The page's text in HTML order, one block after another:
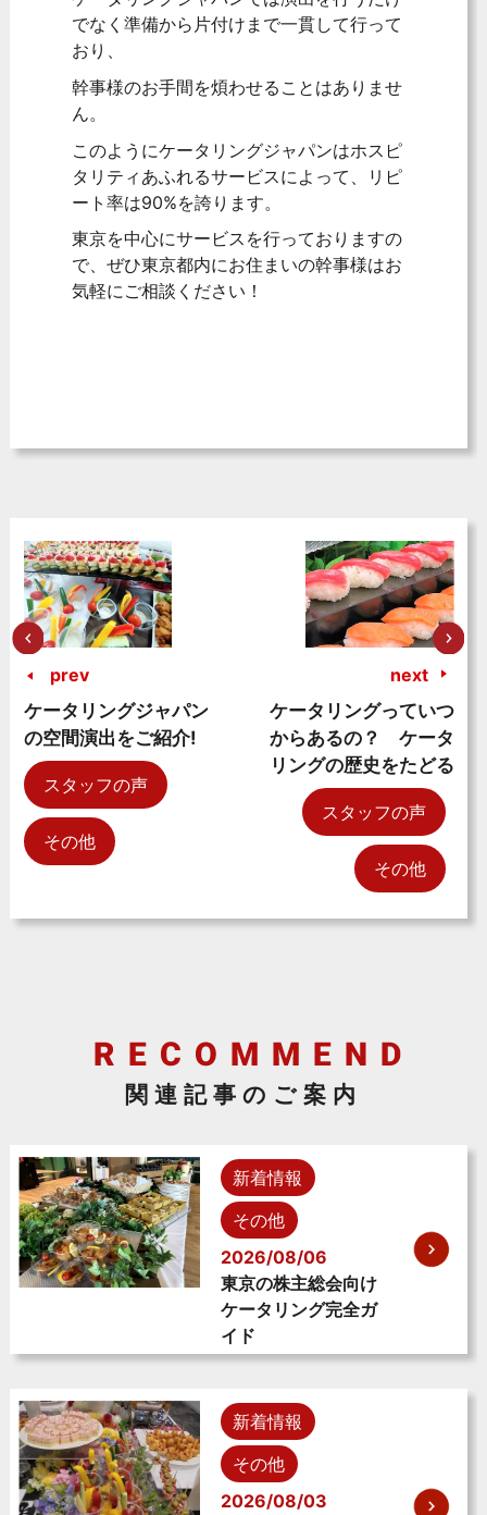
でなく準備から片付けまで一貫して行って
おり、
幹事様のお手間を煩わせることはありませ
ん。
このようにケータリングジャパンはホスピ
タリティあふれるサービスによって、リピ
ート率は90%を誇ります。
東京を中心にサービスを行っておりますの
で、ぜひ東京都内にお住まいの幹事様はお
気軽にご相談ください！
prev
ケータリングジャパン
の空間演出をご紹介!
スタッフの声
その他
next
ケータリングっていつ
からあるの？ ケータ
リングの歴史をたどる
スタッフの声
その他
関連記事のご案内
新着情報
その他
2026/08/06
東京の株主総会向け
ケータリング完全ガ
イド
新着情報
その他
2026/08/03